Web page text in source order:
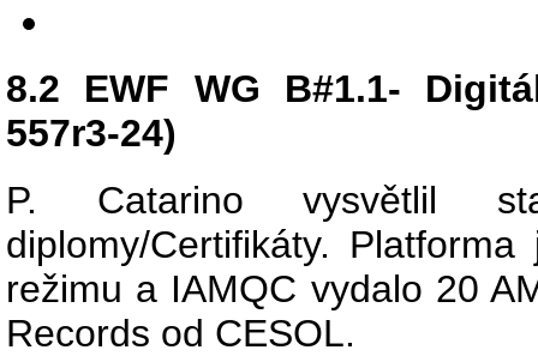
8.2 EWF WG B#1.1-
557r3-24)
P. Catarino vysvětlil
diplomy/Certifikáty.
režimu a IAMQC vydalo 20
Records od CESOL.